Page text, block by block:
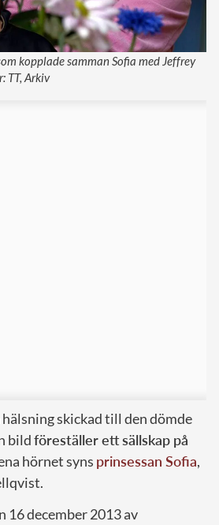
kopplade samman Sofia med Jeffrey
TT, Arkiv
skickad till den dömde
bildföreställer ett sällskap på
hörnet syns prinsessan Sofia,
16 december 2013 av